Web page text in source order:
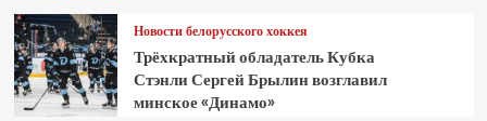
Новости белорусского хоккея
Трёхкратный обладатель Кубка
Стэнли Сергей Брылин возглавил
минское «Динамо»